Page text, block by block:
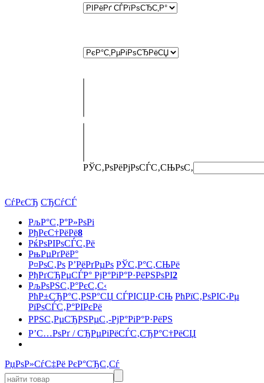
РЎС‚РѕРёРјРѕСЃС‚СЊРѕС‚
СѓРєСЂ СЂСѓСЃ
РљР°С‚Р°Р»РѕРі
РђРєС†РёРё8
РќРѕРІРѕСЃС‚Рё
РњРµРґРёР°
Р¤РѕС‚Рѕ Р’РёРґРµРѕ РЎС‚Р°С‚СЊРё
РђРґСЂРµСЃР° РјР°РіР°Р·РёРЅРѕРІ2
РљРѕРЅС‚Р°РєС‚С‹
РћР±СЂР°С‚РЅР°СЏ СЃРІСЏР·СЊ РћРїС‚РѕРІС‹Рµ
РїРѕСЃС‚Р°РІРєРё
РРЅС‚РµСЂРЅРµС‚-РјР°РіР°Р·РёРЅ
Р’С…РѕРґ / СЂРµРіРёСЃС‚СЂР°С†РёСЏ
РџРѕР»СѓС‡Рё РєР°СЂС‚Сѓ